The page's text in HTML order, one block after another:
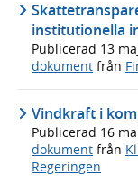
institutionella
Publicerad 13
dokument från
Vindkraft i
Publicerad 16
dokument från
Regeringen